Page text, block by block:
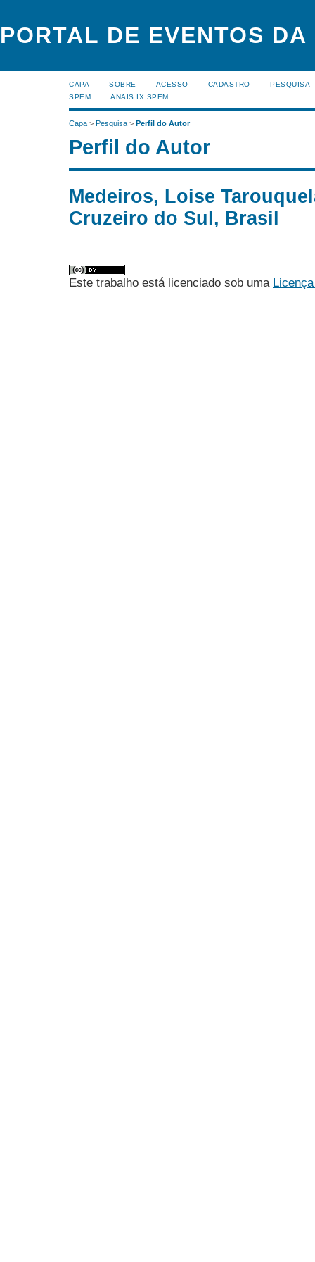
PORTAL DE EVENTOS DA
CAPA SOBRE ACESSO CADASTRO
PESQUISA
SPEM
ANAIS IX SPEM
Capa > Pesquisa > Perfil do Autor
Perfil do Autor
Medeiros, Loise
Cruzeiro do Sul, Brasil
Este trabalho está licenciado sob uma